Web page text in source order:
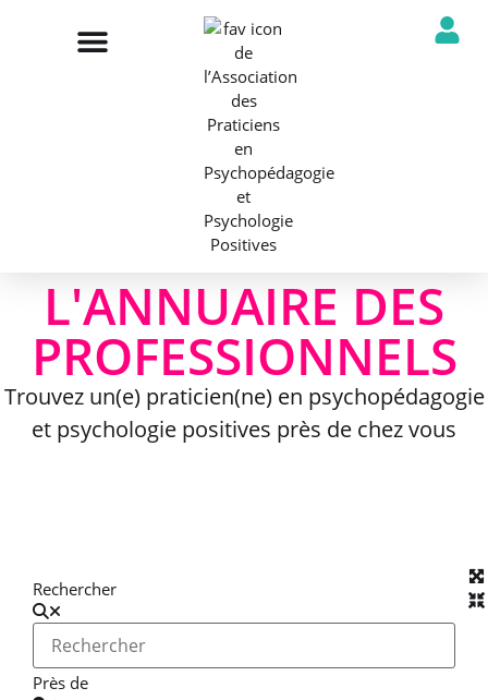
L'ANNUAIRE DES
PROFESSIONNELS
Trouvez un(e) praticien(ne) en psychopédagogie
et psychologie positives près de chez vous
Rechercher
Près de